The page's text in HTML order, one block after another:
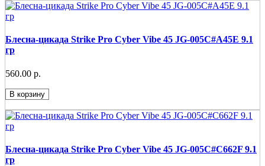
Блесна-цикада Strike Pro Cyber Vibe 45 JG-005C#A45E 9.1
гр
560.00 р.
В корзину
Блесна-цикада Strike Pro Cyber Vibe 45 JG-005C#C662F 9.1
гр